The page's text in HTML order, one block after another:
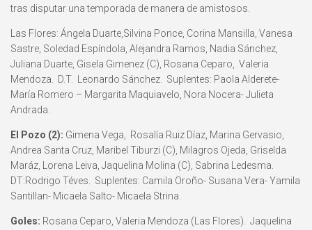
tras disputar una temporada de manera de amistosos.
Las Flores: Ángela Duarte,Silvina Ponce, Corina Mansilla, Vanesa
Sastre, Soledad Espíndola, Alejandra Ramos, Nadia Sánchez,
Juliana Duarte, Gisela Gimenez (C), Rosana Ceparo, Valeria
Mendoza. D.T. Leonardo Sánchez. Suplentes: Paola Alderete-
María Romero – Margarita Maquiavelo, Nora Nocera- Julieta
Andrada.
El Pozo (2): Gimena Vega, Rosalía Ruiz Díaz, Marina Gervasio,
Andrea Santa Cruz, Maribel Tiburzi (C), Milagros Ojeda, Griselda
Maráz, Lorena Leiva, Jaquelina Molina (C), Sabrina Ledesma.
DT:Rodrigo Téves. Suplentes: Camila Oroño- Susana Vera- Yamila
Santillan- Micaela Salto- Micaela Strina.
Goles: Rosana Ceparo, Valeria Mendoza (Las Flores). Jaquelina